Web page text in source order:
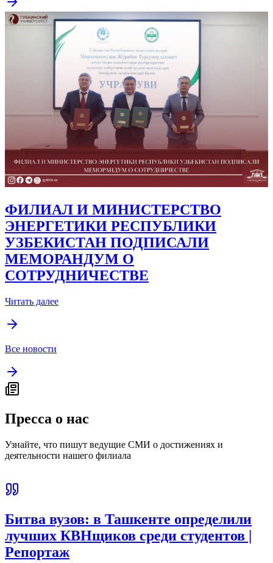
ФИЛИАЛ И МИНИСТЕРСТВО
ЭНЕРГЕТИКИ РЕСПУБЛИКИ
УЗБЕКИСТАН ПОДПИСАЛИ
МЕМОРАНДУМ О
СОТРУДНИЧЕСТВЕ
Читать далее
Все новости
Пресса о нас
Узнайте, что пишут ведущие СМИ о достижениях и
деятельности нашего филиала
Битва вузов: в Ташкенте определили
лучших КВНщиков среди студентов |
Репортаж